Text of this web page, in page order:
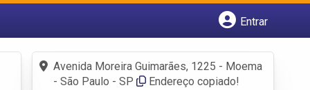
Entrar
Fazer login
Criar conta
Avenida Moreira Guimarães, 1225 - Moema
- São Paulo - SP
Endereço copiado!